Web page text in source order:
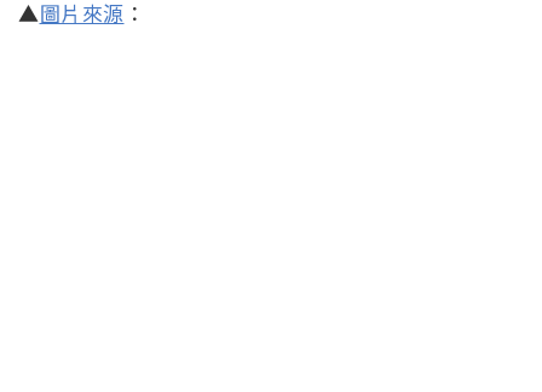
▲圖片來源 ：